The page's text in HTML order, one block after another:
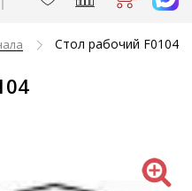
Стол рабочий F0104